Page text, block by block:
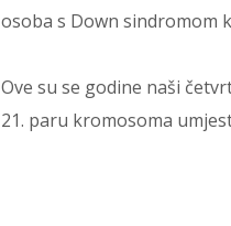
osoba s Down sindromom
Ove su se godine naši
21. paru kromosoma